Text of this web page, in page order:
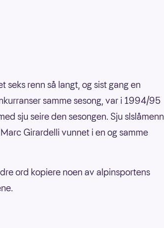
renn så langt, og sist gang en
samme sesong, var i 1994/95
sju seire den sesongen. Sju slslåmenn
Girardelli vunnet i en og samme
ord kopiere noen av alpinsportens